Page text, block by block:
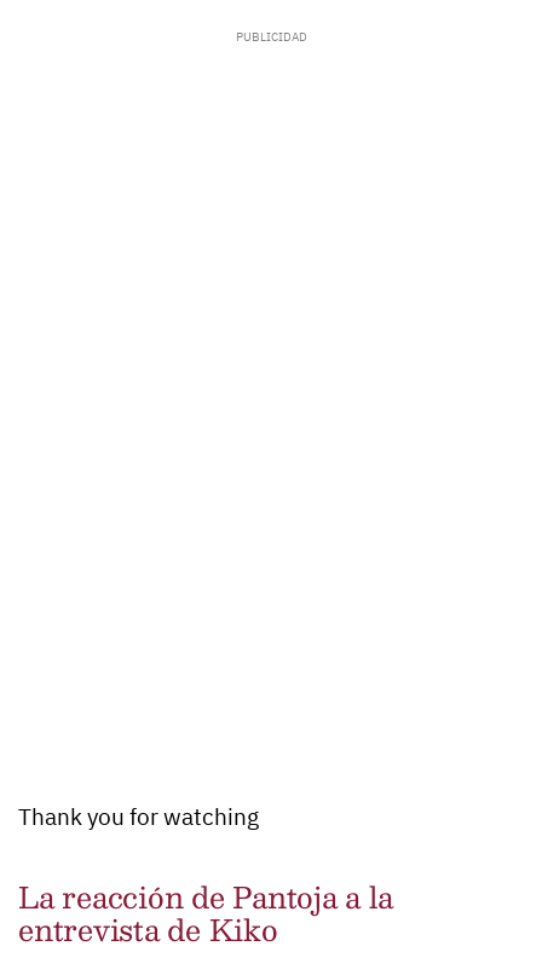
Thank you for watching
La reacción de Pantoja a la
entrevista de Kiko